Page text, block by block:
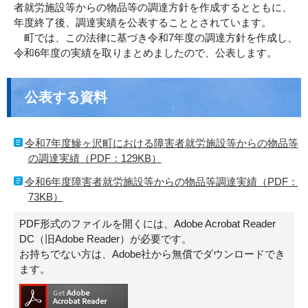
者就労施設等からの物品等の調達方針を作成するとともに、
年度終了後、調達実績を公表することとされています。
町では、この法律に基づき令和7年度の調達方針を作成し、
令和6年度の実績を取りまとめましたので、公表します。
公表する資料
令和7年度鰺ヶ沢町における障害者就労施設等からの物品等
の調達実績（PDF：129KB）
令和6年度障害者就労施設等からの物品等調達実績（PDF：
73KB）
PDF形式のファイルを開くには、Adobe Acrobat Reader
DC（旧Adobe Reader）が必要です。
お持ちでない方は、Adobe社から無償でダウンロードでき
ます。